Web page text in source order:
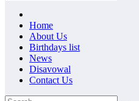
Home
About Us
Birthdays list
News
Disavowal
Contact Us